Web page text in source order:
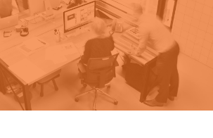
OPLOSSINGEN
INSPIRATIE
OVER BRIGHT & COMPANY